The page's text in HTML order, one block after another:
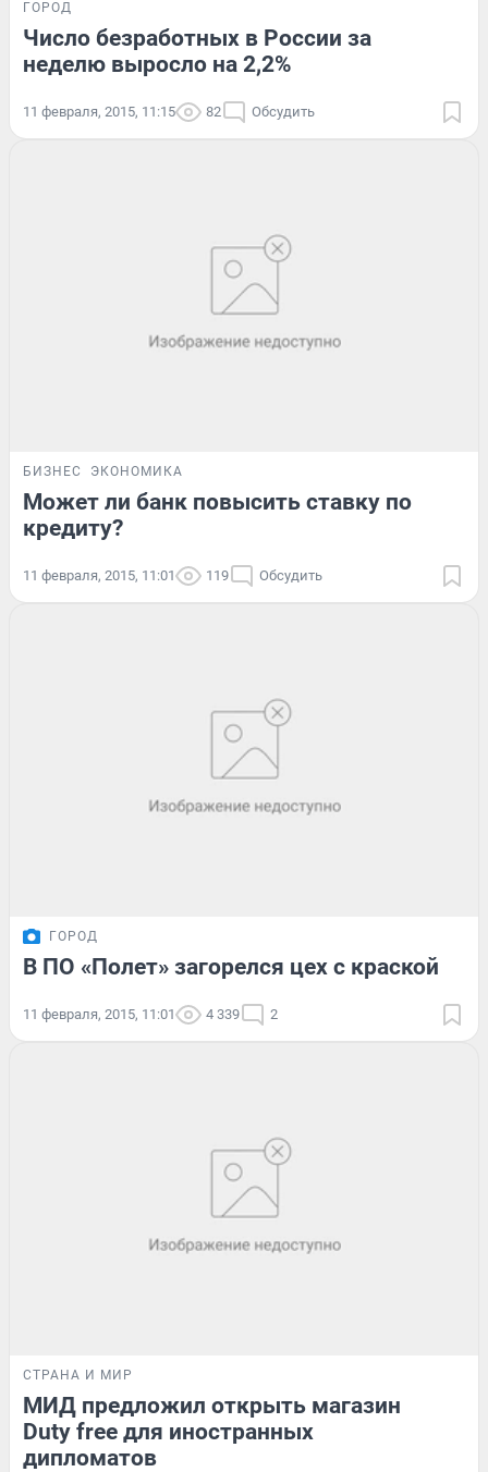
ГОРОД
Число безработных в России за
неделю выросло на 2,2%
11 февраля, 2015, 11:15 82 Обсудить
БИЗНЕС ЭКОНОМИКА
Может ли банк повысить ставку по
кредиту?
11 февраля, 2015, 11:01 119 Обсудить
ГОРОД
В ПО «Полет» загорелся цех с краской
11 февраля, 2015, 11:01 4 339 2
СТРАНА И МИР
МИД предложил открыть магазин
Duty free для иностранных
дипломатов